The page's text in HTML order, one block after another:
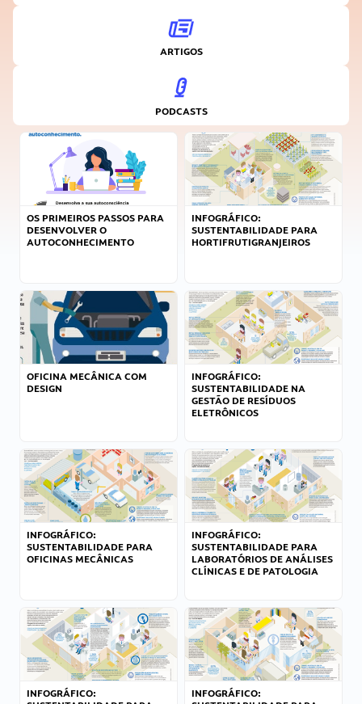
ARTIGOS
PODCASTS
OS PRIMEIROS PASSOS PARA
DESENVOLVER O
AUTOCONHECIMENTO
INFOGRÁFICO:
SUSTENTABILIDADE PARA
HORTIFRUTIGRANJEIROS
OFICINA MECÂNICA COM
DESIGN
INFOGRÁFICO:
SUSTENTABILIDADE NA
GESTÃO DE RESÍDUOS
ELETRÔNICOS
INFOGRÁFICO:
SUSTENTABILIDADE PARA
OFICINAS MECÂNICAS
INFOGRÁFICO:
SUSTENTABILIDADE PARA
LABORATÓRIOS DE ANÁLISES
CLÍNICAS E DE PATOLOGIA
INFOGRÁFICO:
INFOGRÁFICO: